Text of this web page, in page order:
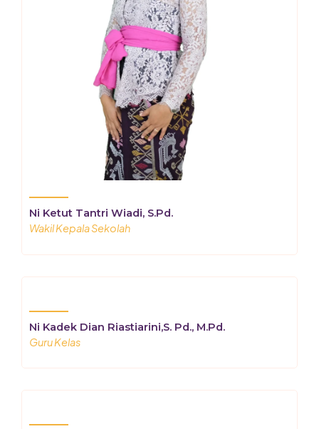
Ni Ketut Tantri Wiadi, S.Pd.
Wakil Kepala Sekolah
Ni Kadek Dian Riastiarini,S. Pd., M.Pd.
Guru Kelas